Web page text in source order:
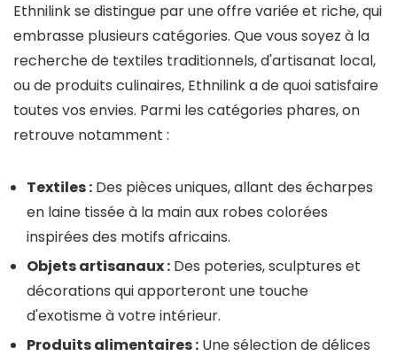
Ethnilink se distingue par une offre variée et riche, qui
embrasse plusieurs catégories. Que vous soyez à la
recherche de textiles traditionnels, d'artisanat local,
ou de produits culinaires, Ethnilink a de quoi satisfaire
toutes vos envies. Parmi les catégories phares, on
retrouve notamment :
Textiles : Des pièces uniques, allant des écharpes
en laine tissée à la main aux robes colorées
inspirées des motifs africains.
Objets artisanaux : Des poteries, sculptures et
décorations qui apporteront une touche
d'exotisme à votre intérieur.
Produits alimentaires : Une sélection de délices